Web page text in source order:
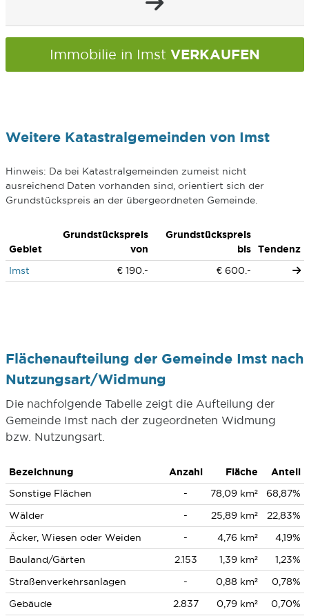
Immobilie in Imst VERKAUFEN
Weitere Katastralgemeinden von Imst
Hinweis: Da bei Katastralgemeinden zumeist nicht
ausreichend Daten vorhanden sind, orientiert sich der
Grundstückspreis an der übergeordneten Gemeinde.
Gebiet
Grundstückspreis
von
Grundstückspreis
bis
Tendenz
Imst
€ 190.- € 600.-
Flächenaufteilung der Gemeinde Imst nach
Nutzungsart/Widmung
Die nachfolgende Tabelle zeigt die Aufteilung der
Gemeinde Imst nach der zugeordneten Widmung
bzw. Nutzungsart.
Bezeichnung Anzahl Fläche
Anteil
Sonstige Flächen
- 78,09 km²
68,87%
Wälder
- 25,89 km²
22,83%
Äcker, Wiesen oder Weiden
- 4,76 km²
4,19%
Bauland/Gärten
2.153 1,39 km²
1,23%
Straßenverkehrsanlagen
- 0,88 km²
0,78%
Gebäude
2.837 0,79 km² 0,70%